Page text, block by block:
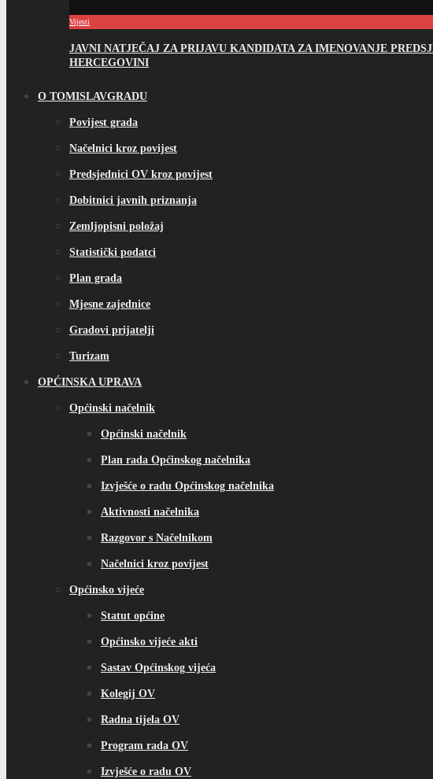
Vijesti
JAVNI NATJEČAJ ZA PRIJAVU KANDIDATA ZA IMENOVANJE
HERCEGOVINI
O TOMISLAVGRADU
Povijest grada
Načelnici kroz povijest
Predsjednici OV kroz povijest
Dobitnici javnih priznanja
Zemljopisni položaj
Statistički podatci
Plan grada
Mjesne zajednice
Gradovi prijatelji
Turizam
OPĆINSKA UPRAVA
Općinski načelnik
Općinski načelnik
Plan rada Općinskog načelnika
Izvješće o radu Općinskog načelnika
Aktivnosti načelnika
Razgovor s Načelnikom
Načelnici kroz povijest
Općinsko vijeće
Statut općine
Općinsko vijeće akti
Sastav Općinskog vijeća
Kolegij OV
Radna tijela OV
Program rada OV
Izvješće o radu OV